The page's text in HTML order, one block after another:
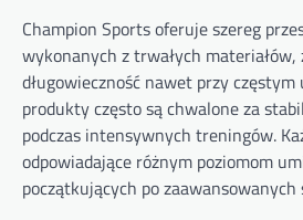
Champion Sports oferuje szereg
wykonanych z trwałych materiałów,
długowieczność nawet przy
produkty często są chwalone za
podczas intensywnych treningów.
odpowiadające różnym poziomom
początkujących po